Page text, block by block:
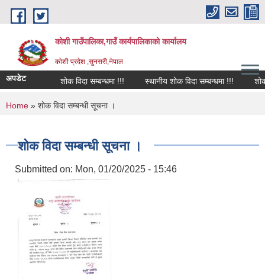
Skip to main content
कोशी गाउँपालिका,गाउँ कार्यपालिकाको कार्यालय
काेशी प्रदेश ,सुनसरी,नेपाल
अपडेट शोक विदा सम्बन्धमा !!! स्थानीय शोक विदा सम्बन्धमा !!! शोक
You are here
Home » शोक विदा सम्बन्धी सूचना ।
शोक विदा सम्बन्धी सूचना ।
Submitted on: Mon, 01/20/2025 - 15:46